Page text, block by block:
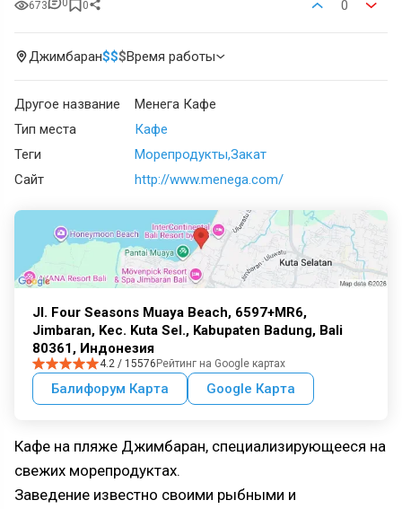
673 0 0 0
Джимбаран$$$Время работы
Другое название
Менега Кафе
Тип места
Кафе
Теги
Морепродукты Закат
Сайт
http://www.menega.com/
Jl. Four Seasons Muaya Beach, 6597+MR6,
Jimbaran, Kec. Kuta Sel., Kabupaten Badung, Bali
80361, Индонезия
4.2 / 15576 Рейтинг на Google картах
Балифорум Карта Google Карта
Кафе на пляже Джимбаран, специализирующееся на
свежих морепродуктах.
Заведение известно своими рыбными и